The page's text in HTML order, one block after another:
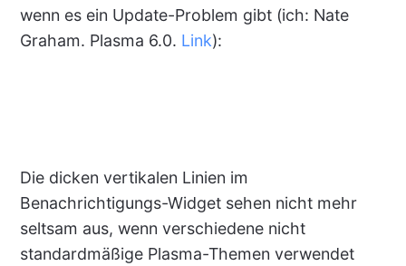
wenn es ein Update-Problem gibt (ich: Nate
Graham. Plasma 6.0. Link):
Die dicken vertikalen Linien im
Benachrichtigungs-Widget sehen nicht mehr
seltsam aus, wenn verschiedene nicht
standardmäßige Plasma-Themen verwendet